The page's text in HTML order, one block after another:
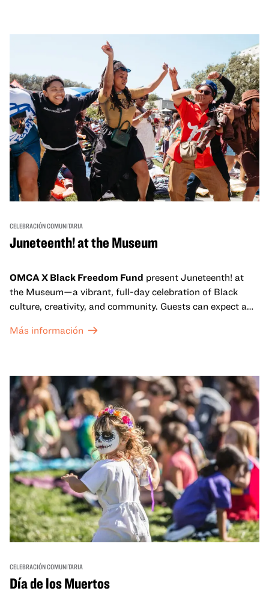
un espacio para que nuestras comunidades AAPI se
reúnan y se eleven mutuamente con círculos de curación
tanto presenciales como virtuales.
CELEBRACIÓN COMUNITARIA
Juneteenth! at the Museum
OMCA X Black Freedom Fund present Juneteenth! at
the Museum—a vibrant, full-day celebration of Black
culture, creativity, and community. Guests can expect a
sets from boundary-pushing artists, delicious offerings
move, make, and connect in celebration of Black culture.
Más información
CELEBRACIÓN COMUNITARIA
Día de los Muertos